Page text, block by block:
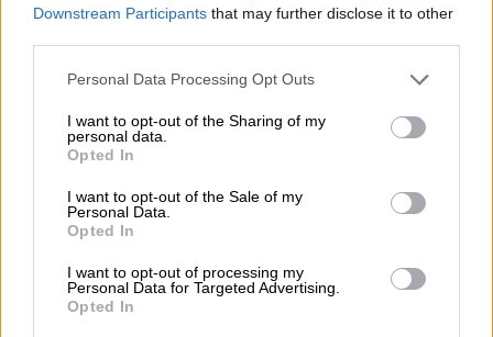
Downstream Participants that may further disclose it to other
Please note that this website/app uses one or more Google
not limited to your visit or usage behaviour. You may click to
grant or deny consent to Google and its third-party tags to
use your data for below specified purposes in below Google
consent section.
Personal Data Processing Opt Outs
I want to opt-out of the Sharing of my
personal data.
Opted In
I want to opt-out of the Sale of my
Personal Data.
Opted In
I want to opt-out of processing my
Personal Data for Targeted Advertising.
Opted In